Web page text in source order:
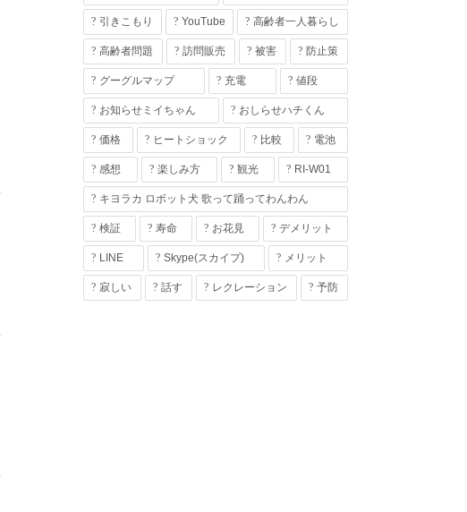
引きこもり YouTube 高齢者一人暮らし
高齢者問題 訪問販売 被害 防止策
グーグルマップ 充電 値段
お知らせミイちゃん おしらせハチくん
価格 ヒートショック 比較 電池
感想 楽しみ方 観光 RI-W01
キヨラカ ロボット犬 歌って踊ってわんわん
検証 寿命 お花見 デメリット
LINE Skype(スカイプ) メリット
寂しい 話す レクレーション 予防